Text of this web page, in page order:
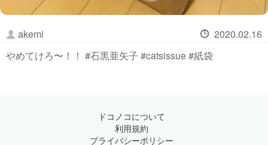
akemi
2020.02.16
やめてけろ〜！！ #石黒亜矢子 #catsissue #紙袋
ドコノコについて
利用規約
プライバシーポリシー